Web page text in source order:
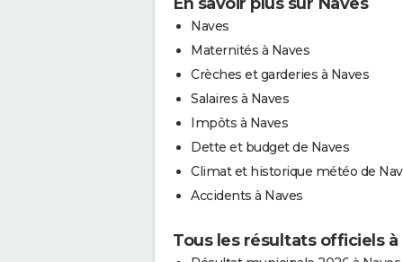
Naves
Maternités à Naves
Crèches et garderies à Naves
Salaires à Naves
Impôts à Naves
Dette et budget de Naves
Climat et historique météo de
Accidents à Naves
Tous les résultats officiels à